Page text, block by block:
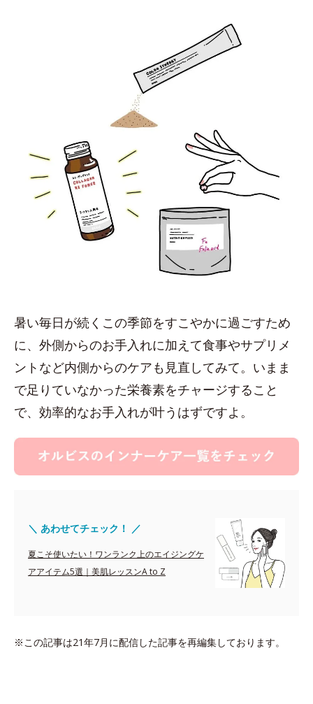
暑い毎日が続くこの季節をすこやかに過ごすため
に、外側からのお手入れに加えて食事やサプリメ
ントなど内側からのケアも見直してみて。いまま
で足りていなかった栄養素をチャージすること
で、効率的なお手入れが叶うはずですよ。
＼ あわせてチェック！ ／
夏こそ使いたい！ワンランク上のエイジングケ
アアイテム5選｜美肌レッスンA to Z
※この記事は21年7月に配信した記事を再編集しております。